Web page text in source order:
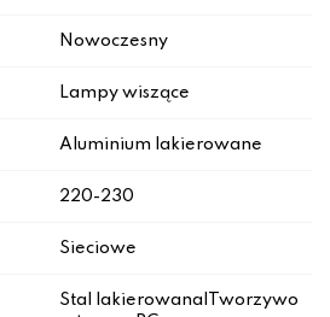
Nowoczesny
Lampy wiszące
Aluminium lakierowane
220-230
Sieciowe
Stal lakierowana|Tworzywo